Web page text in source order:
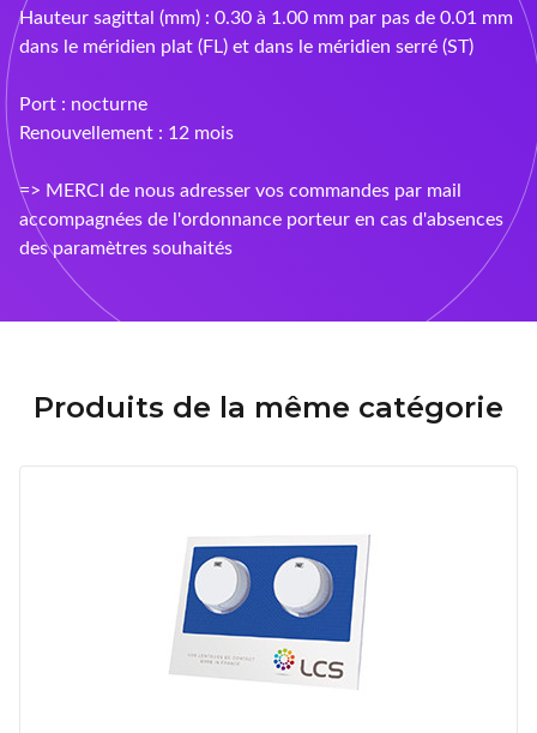
Hauteur sagittal (mm) : 0.30 à 1.00 mm par pas de 0.01 mm
dans le méridien plat (FL) et dans le méridien serré (ST)
Port : nocturne
Renouvellement : 12 mois
=> MERCI de nous adresser vos commandes par mail
accompagnées de l'ordonnance porteur en cas d'absences
des paramètres souhaités
Produits de la même catégorie